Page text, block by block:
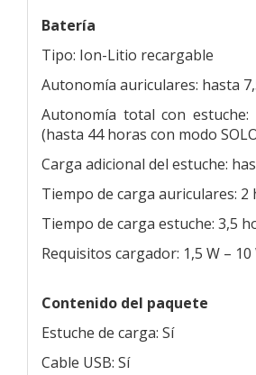
Batería
Tipo: Ion-Litio recargable
Autonomía auriculares: hasta
Autonomía total con estuche:
(hasta 44 horas con modo
Carga adicional del estuche:
Tiempo de carga auriculares: 2
Tiempo de carga estuche: 3,5
Requisitos cargador: 1,5 W –
Contenido del paquete
Estuche de carga: Sí
Cable USB: Sí